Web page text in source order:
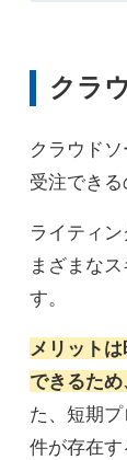
クラ
クラウド
受注できる
ライティ
まざまな
す。
メリット
できるため
た、短期
件が存在